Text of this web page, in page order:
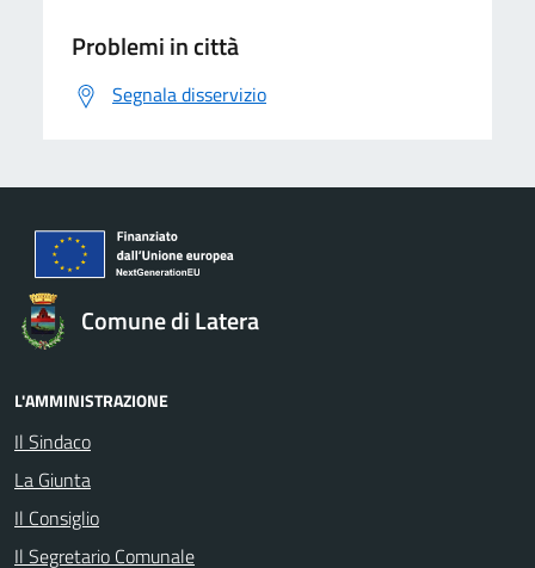
Problemi in città
Segnala disservizio
Comune di Latera
L'AMMINISTRAZIONE
Il Sindaco
La Giunta
Il Consiglio
Il Segretario Comunale